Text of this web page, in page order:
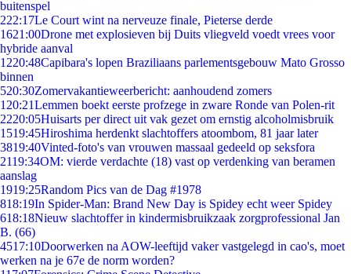
buitenspel
222:17Le Court wint na nerveuze finale, Pieterse derde
1621:00Drone met explosieven bij Duits vliegveld voedt vrees voor
hybride aanval
1220:48Capibara's lopen Braziliaans parlementsgebouw Mato Grosso
binnen
520:30Zomervakantieweerbericht: aanhoudend zomers
1 20:21Lemmen boekt eerste profzege in zware Ronde van Polen-rit
2220:05Huisarts per direct uit vak gezet om ernstig alcoholmisbruik
1519:45Hiroshima herdenkt slachtoffers atoombom, 81 jaar later
3819:40Vinted-foto's van vrouwen massaal gedeeld op seksfora
2119:34OM: vierde verdachte (18) vast op verdenking van beramen
aanslag
1919:25Random Pics van de Dag #1978
818:19In Spider-Man: Brand New Day is Spidey echt weer Spidey
618:18Nieuw slachtoffer in kindermisbruikzaak zorgprofessional Jan
B. (66)
4517:10Doorwerken na AOW-leeftijd vaker vastgelegd in cao's, moet
werken na je 67e de norm worden?